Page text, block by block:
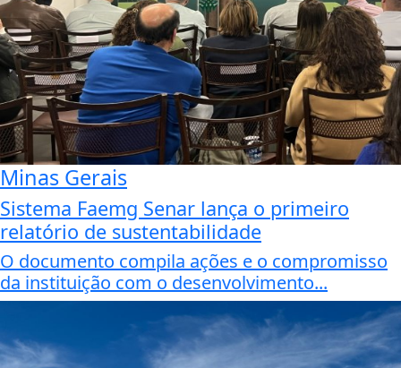
Minas Gerais
Sistema Faemg Senar lança o primeiro
relatório de sustentabilidade
O documento compila ações e o compromisso
da instituição com o desenvolvimento...